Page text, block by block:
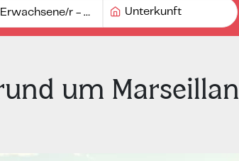
Unterkunft
um Marseillan